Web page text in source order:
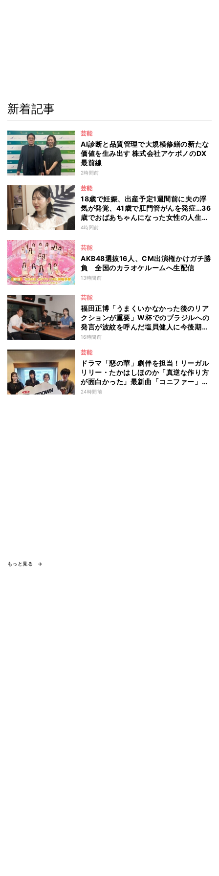
新着記事
芸能
AI診断と品質管理で大規模修繕の新たな
価値を生み出す 株式会社アケボノのDX
最前線
2時間前
芸能
18歳で妊娠、出産予定1週間前に夫の浮
気が発覚、41歳で肛門管がんを発症…36
歳でおばあちゃんになった女性の人生に
島田珠代も思わず涙 『愛のハイエナ
4時間前
芸能
AKB48選抜16人、CM出演権かけガチ勝
負 全国のカラオケルームへ生配信
13時間前
芸能
福田正博「うまくいかなかった後のリア
クションが重要」W杯でのブラジルへの
発言が波紋を呼んだ塩貝健人に今後期待
することは？
16時間前
芸能
ドラマ「惡の華」劇伴を担当！リーガル
リリー・たかはしほのか「真逆な作り方
が面白かった」最新曲「コニファー」制
作秘話も
24時間前
もっと見る